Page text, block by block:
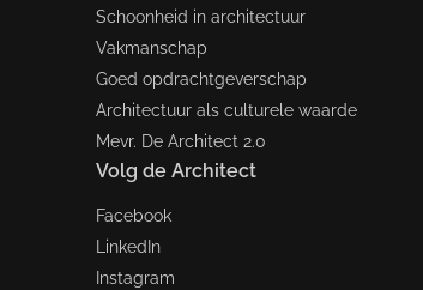
Schoonheid in architectuur
Vakmanschap
Goed opdrachtgeverschap
Architectuur als culturele waarde
Mevr. De Architect 2.0
Volg de Architect
Facebook
LinkedIn
Instagram